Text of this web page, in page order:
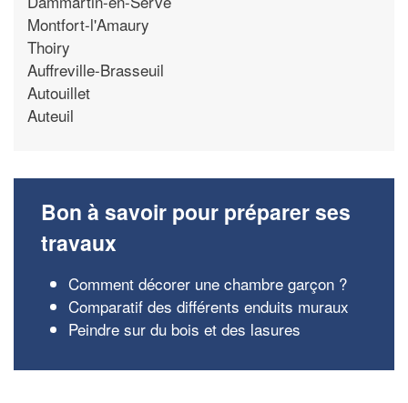
Montfort-l'Amaury
Thoiry
Auffreville-Brasseuil
Autouillet
Auteuil
Bon à savoir pour préparer ses
travaux
Comment décorer une chambre garçon ?
Comparatif des différents enduits muraux
Peindre sur du bois et des lasures